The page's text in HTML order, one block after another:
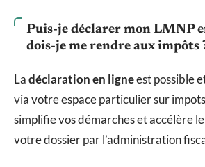
Puis-je déclarer mon LMNP
dois-je me rendre aux impôts
Ladéclaration en ligneest possible
via votre espace particulier sur
simplifie vos démarches et accélère
votre dossier par l’administration